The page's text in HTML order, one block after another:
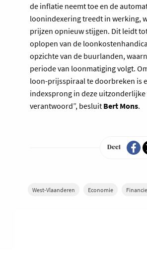
de inflatie neemt toe en de
loonindexering treedt in werking,
prijzen opnieuw stijgen. Dit leidt
oplopen van de
opzichte van de buurlanden,
periode van loonmatiging volgt.
loon-prijsspiraal te doorbreken is
indexsprong in deze
verantwoord”, besluit Bert Mons.
Deel
West-Vlaanderen Economie